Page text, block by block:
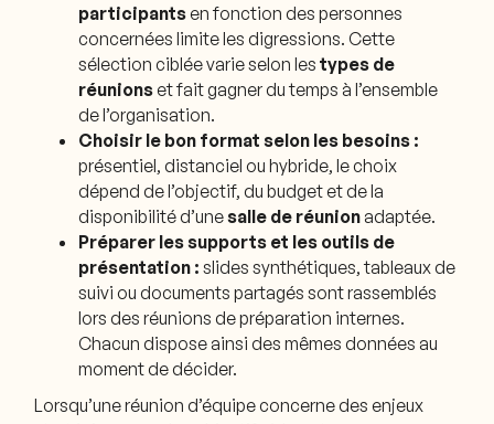
participantsen fonction des personnes
concernées limite les digressions. Cette
sélection ciblée varie selon lestypes de
réunionset fait gagner du temps à l’ensemble
de l’organisation.
Choisir le bon format selon les besoins :
présentiel, distanciel ou hybride, le choix
dépend de l’objectif, du budget et de la
disponibilité d’unesalle de réunion adaptée.
Préparer les supports et les outils de
présentation :slides synthétiques, tableaux de
suivi ou documents partagés sont rassemblés
lors des réunions de préparation internes.
Chacun dispose ainsi des mêmes données au
moment de décider.
Lorsqu’une réunion d’équipe concerne des enjeux